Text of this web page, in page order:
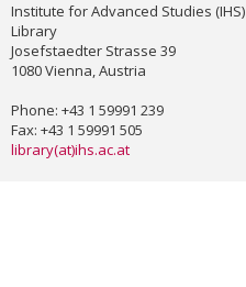
Institute for Advanced Studies (IHS)
Library
Josefstaedter Strasse 39
1080 Vienna, Austria
Phone: +43 1 59991 239
Fax: +43 1 59991 505
library(at)ihs.ac.at